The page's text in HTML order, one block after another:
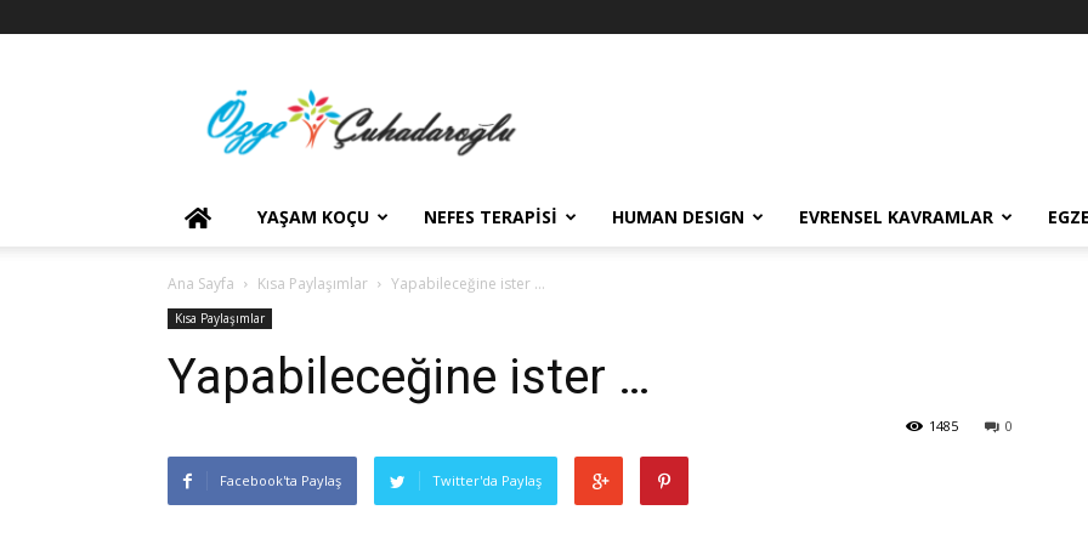
YAŞAM KOÇU NEFES TERAPISI HUMAN DESIGN EVRENSEL KAVRAMLAR
Ana Sayfa Kısa Paylaşımlar Yapabileceğine ister …
Kısa Paylaşımlar
Yapabileceğine ister …
0
1485
Facebook'ta Paylaş Twitter'da Paylaş